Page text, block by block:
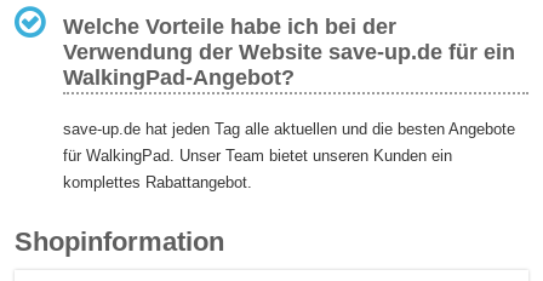
Welche Vorteile habe ich bei der
Verwendung der Website save-up.de für ein
WalkingPad-Angebot?
save-up.de hat jeden Tag alle aktuellen und die besten Angebote
für WalkingPad. Unser Team bietet unseren Kunden ein
komplettes Rabattangebot.
Shopinformation